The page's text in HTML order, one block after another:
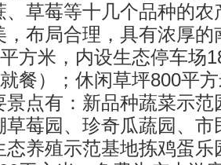
、草莓等十几个品种的农
，布局合理，具有浓厚
方米，内设生态停车场
餐）；休闲草坪800平
景点有：新品种蔬菜示
草莓园、珍奇瓜蔬园、
态养殖示范基地拣鸡蛋